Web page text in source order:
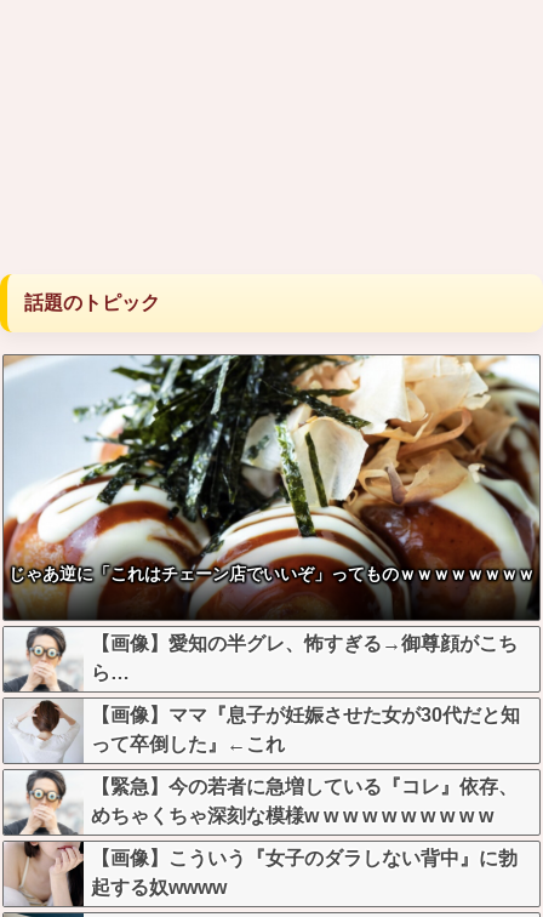
話題のトピック
じゃあ逆に「これはチェーン店でいいぞ」ってものｗｗｗｗｗｗｗｗ
【画像】愛知の半グレ、怖すぎる→御尊顔がこち
ら…
【画像】ママ『息子が妊娠させた女が30代だと知
って卒倒した』←これ
【緊急】今の若者に急増している『コレ』依存、
めちゃくちゃ深刻な模様w w w w w w w w w w
【画像】こういう『女子のダラしない背中』に勃
起する奴wwww